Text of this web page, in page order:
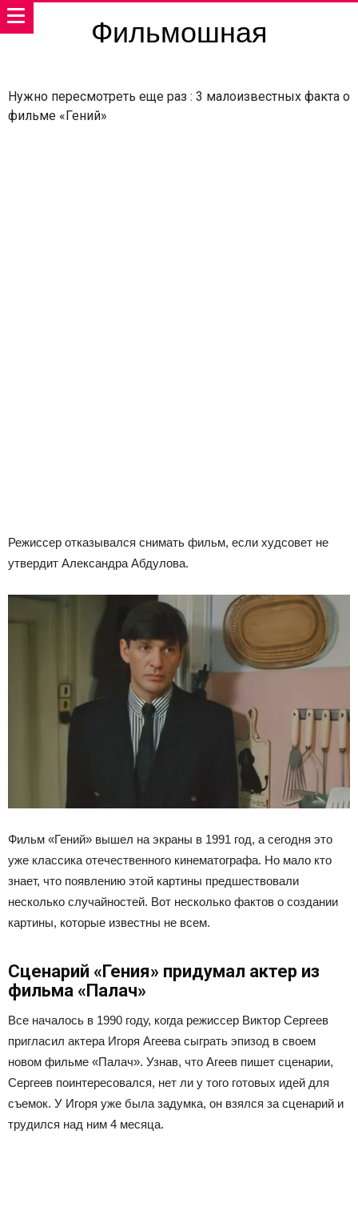
Фильмошная
Нужно пересмотреть еще раз : 3 малоизвестных факта о
фильме «Гений»
Режиссер отказывался снимать фильм, если худсовет не
утвердит Александра Абдулова.
Фильм «Гений» вышел на экраны в 1991 год, а сегодня это
уже классика отечественного кинематографа. Но мало кто
знает, что появлению этой картины предшествовали
несколько случайностей. Вот несколько фактов о создании
картины, которые известны не всем.
Сценарий «Гения» придумал актер из
фильма «Палач»
Все началось в 1990 году, когда режиссер Виктор Сергеев
пригласил актера Игоря Агеева сыграть эпизод в своем
новом фильме «Палач». Узнав, что Агеев пишет сценарии,
Сергеев поинтересовался, нет ли у того готовых идей для
съемок. У Игоря уже была задумка, он взялся за сценарий и
трудился над ним 4 месяца.